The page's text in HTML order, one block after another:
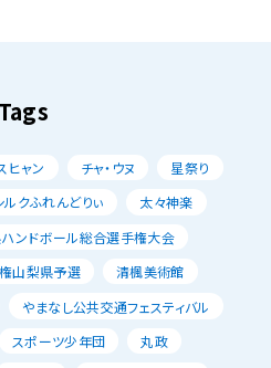
Tags
ヒャン チャ・ウヌ
星祭り
ルクふれんどりぃ
太々神楽
ンドボール総合選手権大会
山梨県予選
清楓美術館
やまなし公共交通フェスティバル
スポーツ少年団
丸政